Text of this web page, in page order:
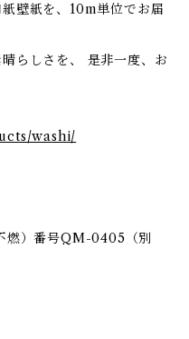
壁紙を、10m単位でお届
らしさを、 是非一度、お
washi/
燃）番号QM-0405（別